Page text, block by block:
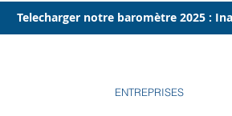
Telecharger notre baromètre 2025 :
ENTREPRISES